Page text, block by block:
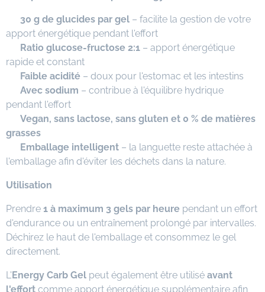
30 g de glucides par gel – facilite la gestion de votre
apport énergétique pendant l'effort
Ratio glucose-fructose 2:1 – apport énergétique
rapide et constant
Faible acidité – doux pour l'estomac et les intestins
Avec sodium – contribue à l'équilibre hydrique
pendant l'effort
Vegan, sans lactose, sans gluten et 0 % de matières
grasses
Emballage intelligent – la languette reste attachée à
l'emballage afin d'éviter les déchets dans la nature.
Utilisation
Prendre 1 à maximum 3 gels par heure pendant un effort
d'endurance ou un entraînement prolongé par intervalles.
Déchirez le haut de l'emballage et consommez le gel
directement.
L'Energy Carb Gel peut également être utilisé avant
l'effort comme apport énergétique supplémentaire afin